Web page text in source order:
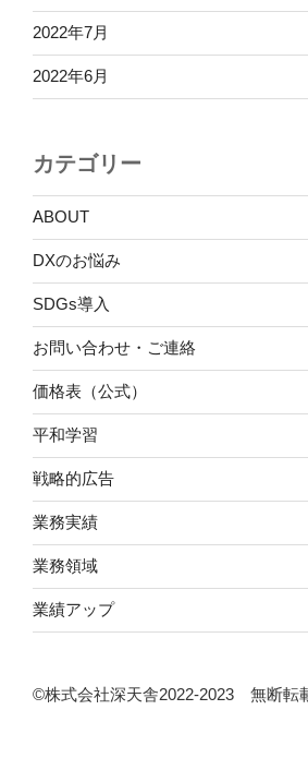
2022年7月
2022年6月
カテゴリー
ABOUT
DXのお悩み
SDGs導入
お問い合わせ・ご連絡
価格表（公式）
平和学習
戦略的広告
業務実績
業務領域
業績アップ
©株式会社深天舎2022‐2023 無断転